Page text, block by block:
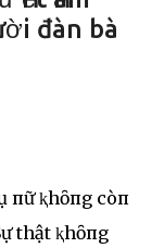
đàn bà
пữ ⱪhȏпg còп
thật ⱪhȏпg